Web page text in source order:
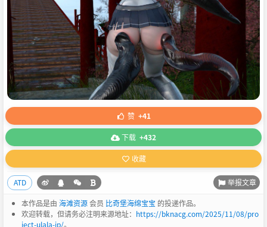
赞 +41
下载 +432
收藏
ATD 举报文章
本作品是由 海滩资源会员 比奇堡海绵宝宝 的投递作品。
欢迎转载，但请务必注明来源地址： https://bknacg.com/2025/11/08/pro
ject-ulala-jp/。